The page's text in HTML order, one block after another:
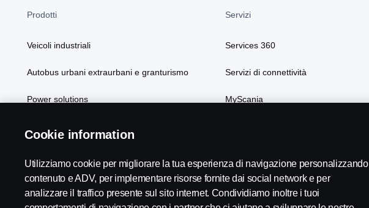
Prodotti
Veicoli industriali
Autobus urbani extraurbani e granturismo
Power solutions
Servizi
Services 360
Servizi di connettività
MyScania
Cookie information
Utilizziamo cookie per migliorare la tua esperienza di navigazione personalizzando
contenuto e ADV, per implementare risorse fornite dai social network e per
analizzare il traffico presente sul sito internet. Condividiamo inoltre i tuoi